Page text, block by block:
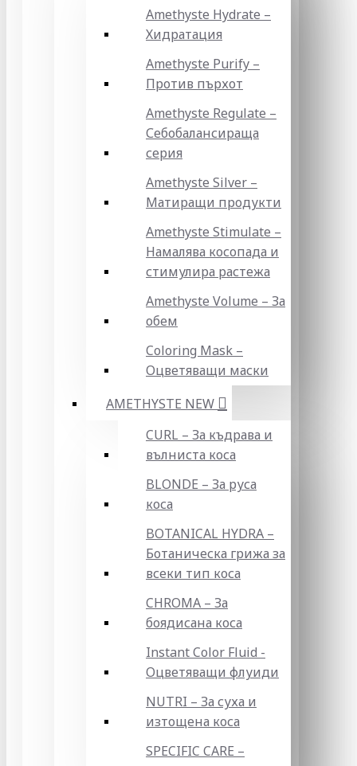
Amethyste Hydrate –
Хидратация
Amethyste Purify –
Против пърхот
Amethyste Regulate –
Себобалансираща
серия
Amethyste Silver –
Матиращи продукти
Amethyste Stimulate –
Намалява косопада и
стимулира растежа
Amethyste Volume – За
обем
Coloring Mask –
Оцветяващи маски
AMETHYSTE NEW
CURL – За къдрава и
вълниста коса
BLONDE – За руса
коса
BOTANICAL HYDRA –
Ботаническа грижа за
всеки тип коса
CHROMA – За
боядисана коса
Instant Color Fluid -
Оцветяващи флуиди
NUTRI – За суха и
изтощена коса
SPECIFIC CARE –